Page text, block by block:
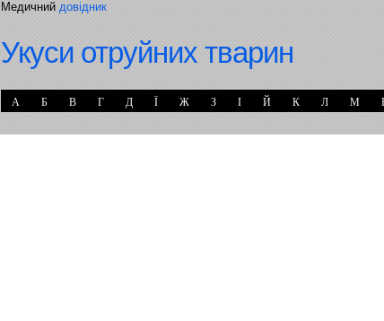
Медичнийдовідник
Укуси отруйних тварин
А Б В Г Д Ї Ж З І Й К Л М